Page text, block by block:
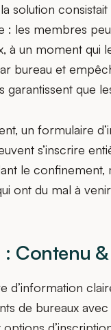
solution
: les membres
à un moment qui
bureau et
garantissent que
un formulaire
s’inscrire
le confinement,
ont du mal à
: Contenu
d’information
de bureaux